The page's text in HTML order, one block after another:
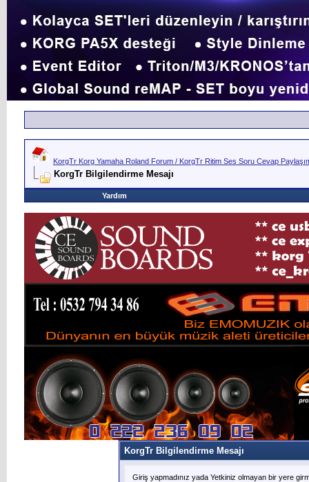
KorgTr Korg Yamaha Roland Forum / KorgTr Ritim Ses Soru Cevap
KorgTr Bilgilendirme Mesajı
Yardım
KorgTr Bilgilendirme Mesajı
Giriş yapmadınız yada Yetkiniz olmayan bir yere